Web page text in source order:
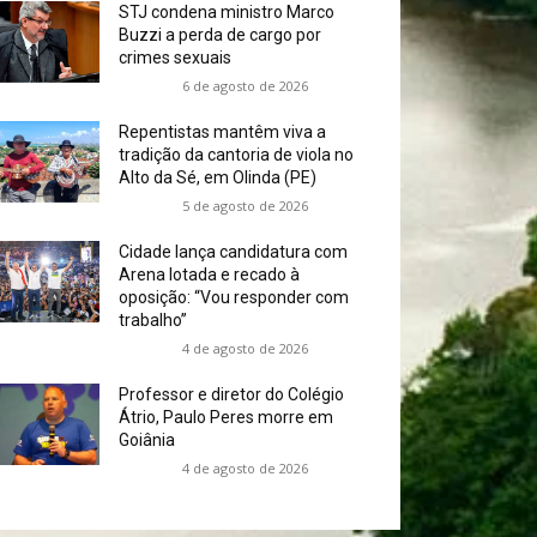
STJ condena ministro Marco
Buzzi a perda de cargo por
crimes sexuais
6 de agosto de 2026
Repentistas mantêm viva a
tradição da cantoria de viola no
Alto da Sé, em Olinda (PE)
5 de agosto de 2026
Cidade lança candidatura com
Arena lotada e recado à
oposição: “Vou responder com
trabalho”
4 de agosto de 2026
Professor e diretor do Colégio
Átrio, Paulo Peres morre em
Goiânia
4 de agosto de 2026